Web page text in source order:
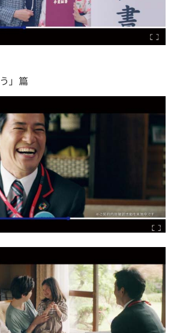
イフサービス
・約款（Web約款）
流れ
方法
ボ
んなの体操
タルサイト
ステナビリティ
お客さまサービス向上の取組み
ション
」篇